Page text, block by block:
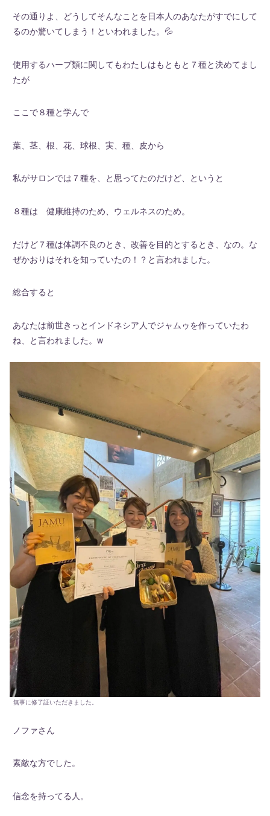
その通りよ、どうしてそんなことを日本人のあなたがすでにして
るのか驚いてしまう！といわれました。💦
使用するハーブ類に関してもわたしはもともと７種と決めてまし
たが
ここで８種と学んで
葉、茎、根、花、球根、実、種、皮から
私がサロンでは７種を、と思ってたのだけど、というと
８種は 健康維持のため、ウェルネスのため。
だけど７種は体調不良のとき、改善を目的とするとき、なの。な
ぜかおりはそれを知っていたの！？と言われました。
総合すると
あなたは前世きっとインドネシア人でジャムゥを作っていたわ
ね、と言われました。w
無事に修了証いただきました。
ノファさん
素敵な方でした。
信念を持ってる人。